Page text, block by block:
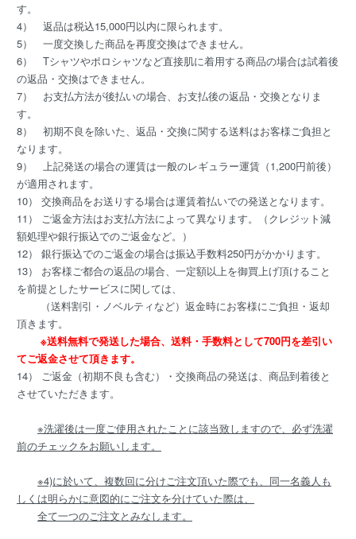
す。
4） 返品は税込15,000円以内に限られます。
5） 一度交換した商品を再度交換はできません。
6） Tシャツやポロシャツなど直接肌に着用する商品の場合は試着後
の返品・交換はできません。
7） お支払方法が後払いの場合、お支払後の返品・交換となりま
す。
8） 初期不良を除いた、返品・交換に関する送料はお客様ご負担と
なります。
9） 上記発送の場合の運賃は一般のレギュラー運賃（1,200円前後）
が適用されます。
10） 交換商品をお送りする場合は運賃着払いでの発送となります。
11） ご返金方法はお支払方法によって異なります。（クレジット減
額処理や銀行振込でのご返金など。）
12） 銀行振込でのご返金の場合は振込手数料250円がかかります。
13） お客様ご都合の返品の場合、一定額以上を御買上げ頂けること
を前提としたサービスに関しては、
（送料割引・ノベルティなど）返金時にお客様にご負担・返却
頂きます。
※送料無料で発送した場合、送料・手数料として700円を差引い
てご返金させて頂きます。
14） ご返金（初期不良も含む）・交換商品の発送は、商品到着後と
させていただきます。
※洗濯後は一度ご使用されたことに該当致しますので、必ず洗濯
前のチェックをお願いします。
※4)に於いて、複数回に分けご注文頂いた際でも、同一名義人も
しくは明らかに意図的にご注文を分けていた際は、
全て一つのご注文とみなします。